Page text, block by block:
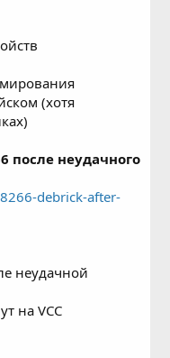
(хотя
после неудачного
debrick-after-
неудачной
на VCC